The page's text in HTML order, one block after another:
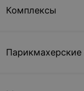
Комплексы
Парикмахерские